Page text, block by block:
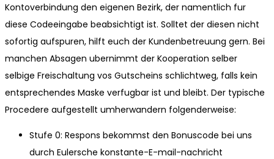
Kontoverbindung den eigenen Bezirk, der namentlich fur
diese Codeeingabe beabsichtigt ist. Solltet der diesen nicht
sofortig aufspuren, hilft euch der Kundenbetreuung gern. Bei
manchen Absagen ubernimmt der Kooperation selber
selbige Freischaltung vos Gutscheins schlichtweg, falls kein
entsprechendes Maske verfugbar ist und bleibt. Der typische
Procedere aufgestellt umherwandern folgenderweise:
Stufe 0: Respons bekommst den Bonuscode bei uns
durch Eulersche konstante-E-mail-nachricht